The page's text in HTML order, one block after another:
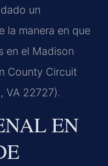
un
la manera en que
en el Madison
County Circuit
VA 22727).
EN